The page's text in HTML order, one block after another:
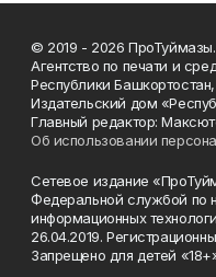
© 2019 - 2026 ПроТуймазы.
Агентство по печати и
Республики
Издательский дом
Главный редактор:
Об использовании
Сетевое издание
Федеральной службой по
информационных
26.04.2019.
Запрещено для детей